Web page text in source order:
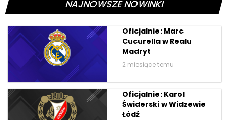
NAJNOWSZE NOWINKI
Oficjalnie: Marc
Cucurella w Realu
Madryt
2 miesiące temu
Oficjalnie: Karol
Świderski w Widzewie
Łódź